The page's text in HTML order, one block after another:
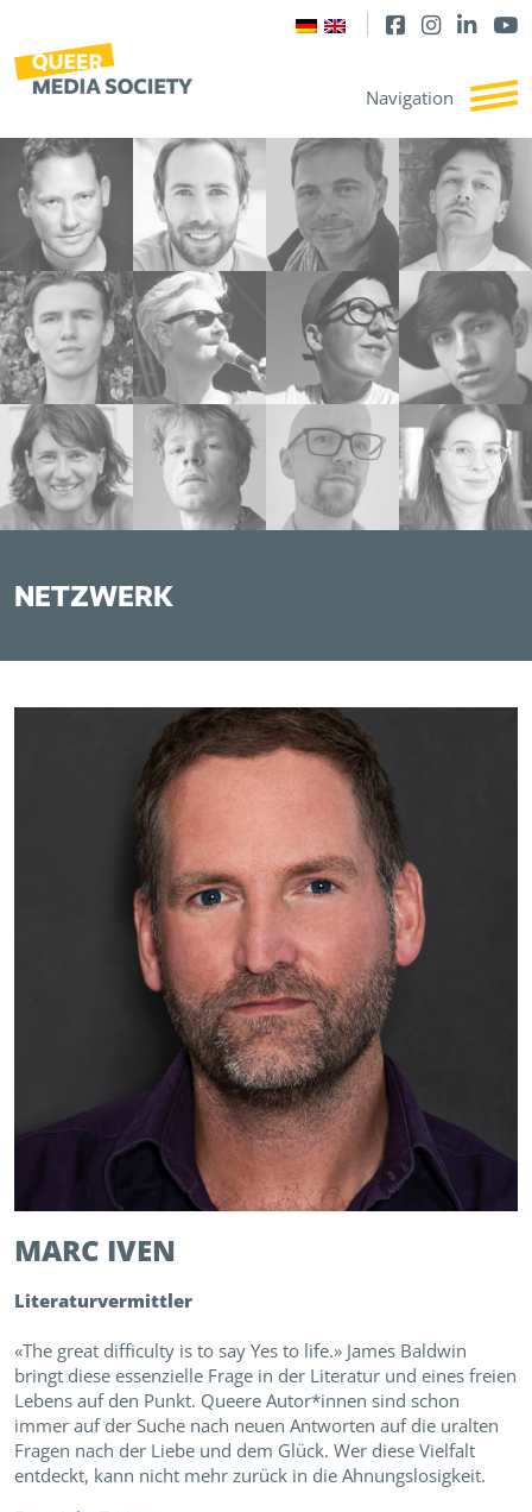
NETZWERK
MARC IVEN
Literaturvermittler
«The great difficulty is to say Yes to life.» James Baldwin
bringt diese essenzielle Frage in der Literatur und eines freien
Lebens auf den Punkt. Queere Autor*innen sind schon
immer auf der Suche nach neuen Antworten auf die uralten
Fragen nach der Liebe und dem Glück. Wer diese Vielfalt
entdeckt, kann nicht mehr zurück in die Ahnungslosigkeit.